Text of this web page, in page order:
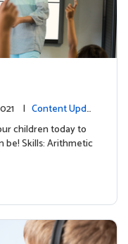
| Content Updat
children today to
be! Skills: Arithmetic